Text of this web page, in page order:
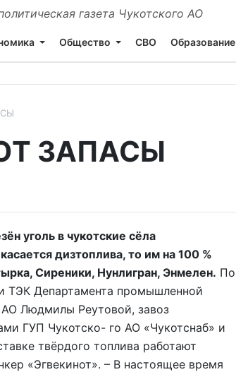
газета Чукотского АО
Общество СВО Образование
ЗАПАСЫ
уголь в чукотские сёла
дизтоплива, то им на 100 %
Сиреники, Нунлигран, Энмелен. По
ТЭК Департамента промышленной
АО Людмилы Реутовой, завоз
ГУП Чукотско- го АО «Чукотснаб» и
твёрдого топлива работают
«Эгвекинот». – В настоящее время